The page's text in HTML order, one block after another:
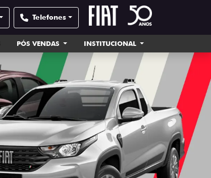
Telefones
PÓS VENDAS INSTITUCIONAL